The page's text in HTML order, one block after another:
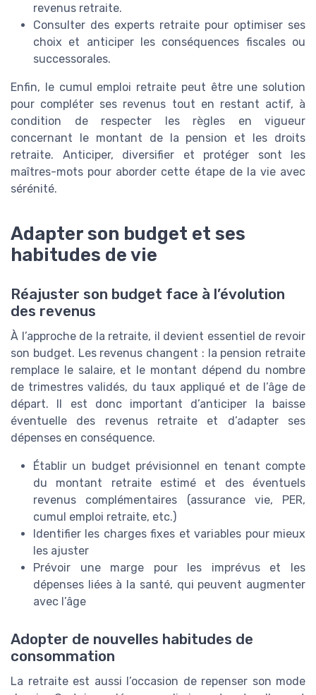
revenus retraite.
Consulter des experts retraite pour optimiser ses
choix et anticiper les conséquences fiscales ou
successorales.
Enfin, le cumul emploi retraite peut être une solution
pour compléter ses revenus tout en restant actif, à
condition de respecter les règles en vigueur
concernant le montant de la pension et les droits
retraite. Anticiper, diversifier et protéger sont les
maîtres-mots pour aborder cette étape de la vie avec
sérénité.
Adapter son budget et ses
habitudes de vie
Réajuster son budget face à l’évolution
des revenus
À l’approche de la retraite, il devient essentiel de revoir
son budget. Les revenus changent : la pension retraite
remplace le salaire, et le montant dépend du nombre
de trimestres validés, du taux appliqué et de l’âge de
départ. Il est donc important d’anticiper la baisse
éventuelle des revenus retraite et d’adapter ses
dépenses en conséquence.
Établir un budget prévisionnel en tenant compte
du montant retraite estimé et des éventuels
revenus complémentaires (assurance vie, PER,
cumul emploi retraite, etc.)
Identifier les charges fixes et variables pour mieux
les ajuster
Prévoir une marge pour les imprévus et les
dépenses liées à la santé, qui peuvent augmenter
avec l’âge
Adopter de nouvelles habitudes de
consommation
La retraite est aussi l’occasion de repenser son mode